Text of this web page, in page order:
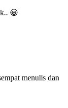
😀
menulis dan